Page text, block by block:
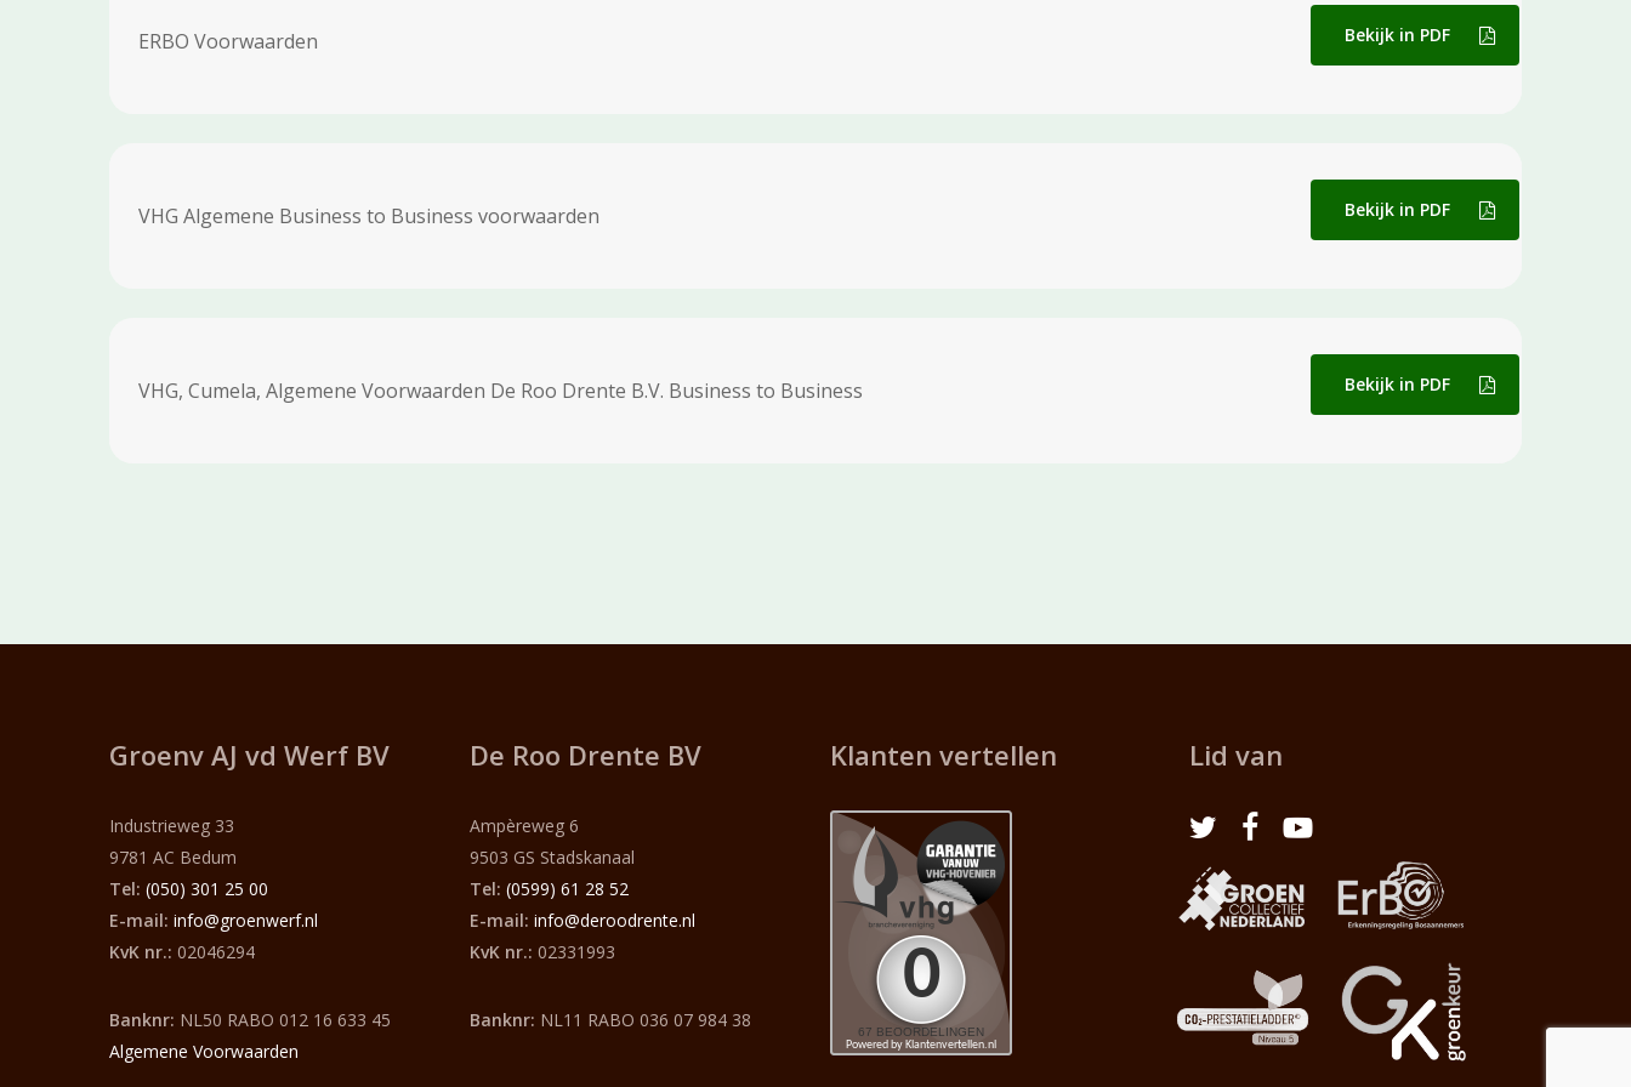
ERBO Voorwaarden Bekijk in PDF
VHG Algemene Business to Business voorwaarden Bekijk in PDF
VHG, Cumela, Algemene Voorwaarden De Roo Drente B.V. Business to Business Bekijk in PDF
Groenv AJ vd Werf BV
Industrieweg 33
9781 AC Bedum
Tel: (050) 301 25 00
E-mail: info@groenwerf.nl
KvK nr.: 02046294
Banknr: NL50 RABO 012 16 633 45
Algemene Voorwaarden
De Roo Drente BV
Ampèreweg 6
9503 GS Stadskanaal
Tel: (0599) 61 28 52
E-mail: info@deroodrente.nl
KvK nr.: 02331993
Banknr: NL11 RABO 036 07 984 38
Klanten vertellen Lid van